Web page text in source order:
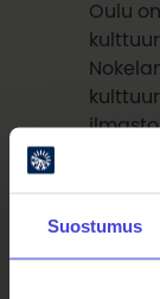
Suostumus
Oulu